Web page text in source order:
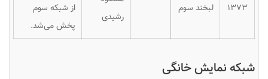
۱۳۷۳ لبخند سوم
رشیدی
از شبکه سوم
پخش می‌شد.
شبکه نمایش خانگی